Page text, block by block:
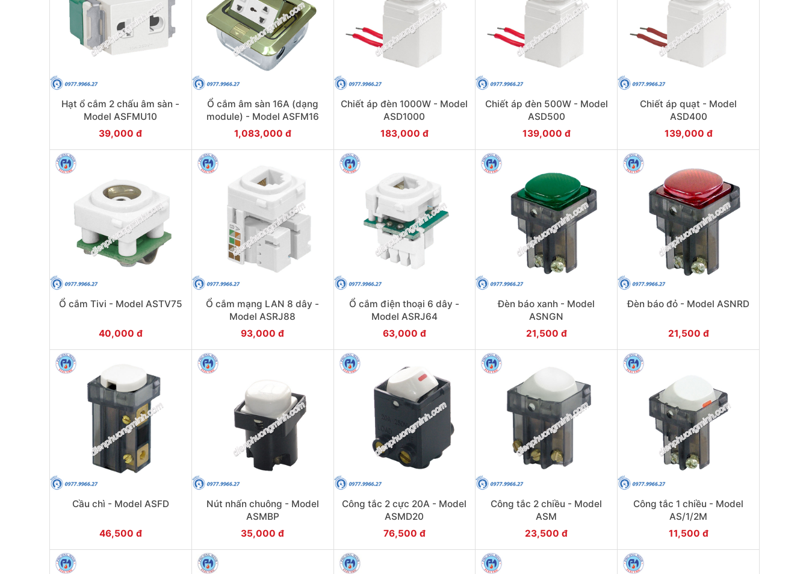
Hạt ổ cắm 2 chấu âm sàn -
Model ASFMU10
39,000 đ
Ổ cắm âm sàn 16A (dạng
module) - Model ASFM16
1,083,000 đ
Chiết áp đèn 1000W - Model
ASD1000
183,000 đ
Chiết áp đèn 500W - Model
ASD500
139,000 đ
Chiết áp quạt - Model
ASD400
139,000 đ
Ổ cắm Tivi - Model ASTV75
40,000 đ
Ổ cắm mạng LAN 8 dây -
Model ASRJ88
93,000 đ
Ổ cắm điện thoại 6 dây -
Model ASRJ64
63,000 đ
Đèn báo xanh - Model
ASNGN
21,500 đ
Đèn báo đỏ - Model ASNRD
21,500 đ
Cầu chì - Model ASFD
46,500 đ
Nút nhấn chuông - Model
ASMBP
35,000 đ
Công tắc 2 cực 20A - Model
ASMD20
76,500 đ
Công tắc 2 chiều - Model
ASM
23,500 đ
Công tắc 1 chiều - Model
AS/1/2M
11,500 đ